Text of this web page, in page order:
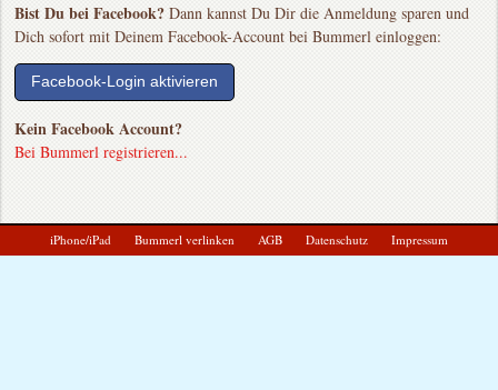
Bist Du bei Facebook? Dann kannst Du Dir die Anmeldung sparen und
Dich sofort mit Deinem Facebook-Account bei Bummerl einloggen:
Facebook-Login aktivieren
Kein Facebook Account?
Bei Bummerl registrieren...
iPhone/iPad Bummerl verlinken AGB Datenschutz Impressum